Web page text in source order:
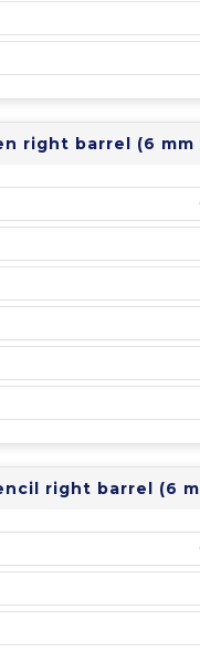
right barrel (6 mm
right barrel (6